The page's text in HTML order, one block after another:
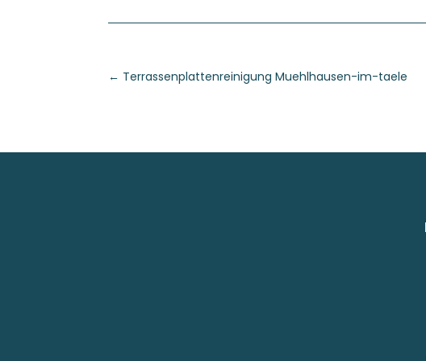
← Terrassenplattenreinigung Muehlhausen-im-taele